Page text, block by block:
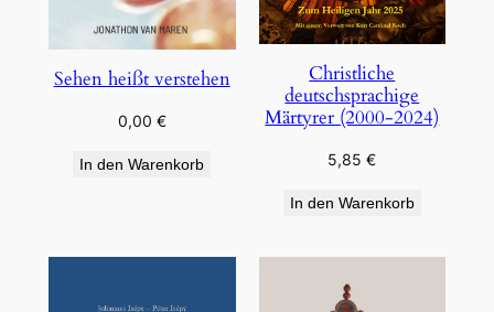
Sehen heißt verstehen
0,00 €
In den Warenkorb
Christliche
deutschsprachige
Märtyrer (2000-2024)
5,85€
In den Warenkorb